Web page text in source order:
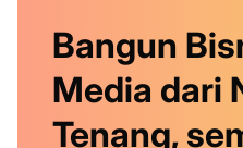
Bangun
Media dari
Tenang,